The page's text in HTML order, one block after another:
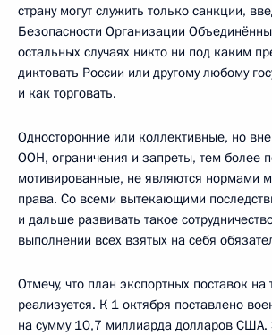
страну могут служить только санкции,
Безопасности Организации
остальных случаях никто ни под каким
диктовать России или другому любому
и как торговать.
Односторонние или коллективные, но
ООН, ограничения и запреты, тем более
мотивированные, не являются нормами
права. Со всеми вытекающими
и дальше развивать такое
выполнении всех взятых на себя
Отмечу, что план экспортных поставок на
реализуется. К 1 октября поставлено
на сумму 10,7 миллиарда долларов США.